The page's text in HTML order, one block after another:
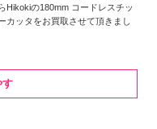
Hikokiの180mm コードレスチッ
カッタをお買取させて頂きまし
す